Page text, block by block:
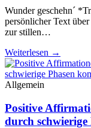
Wunder geschehn´
persönlicher Text
zur stillen…
Weiterlesen →
Allgemein
Positive
durch schwierige